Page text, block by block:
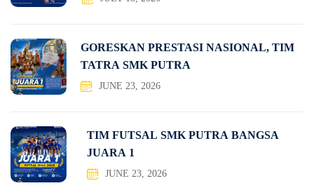
GORESKAN PRESTASI NASIONAL, TIM
TATRA SMK PUTRA
JUNE 23, 2026
TIM FUTSAL SMK PUTRA BANGSA
JUARA 1
JUNE 23, 2026